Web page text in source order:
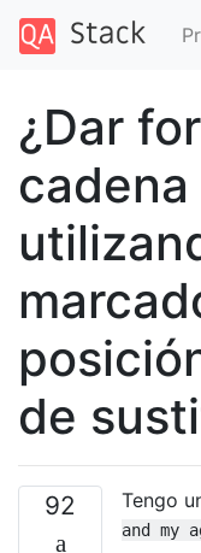
¿Dar
de
92 Tengo
and my